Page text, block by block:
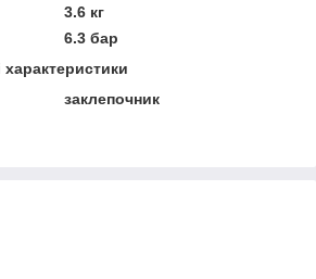
3.6 кг
6.3 бар
заклепочник